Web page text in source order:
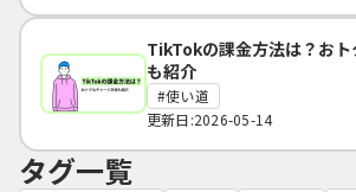
TikTokの課金方法は？お
も紹介
使い道
更新日:2026-05-14
タグ一覧